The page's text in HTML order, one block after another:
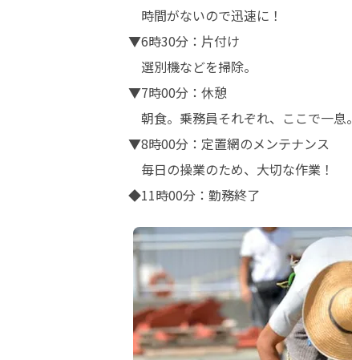
時間がないので迅速に！
▼6時30分：片付け
選別機などを掃除。
▼7時00分：休憩
朝食。乗務員それぞれ、ここで一息。
▼8時00分：定置網のメンテナンス
毎日の操業のため、大切な作業！
◆11時00分：勤務終了